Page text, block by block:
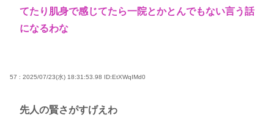
てたり肌身で感じてたら一院とかとんでもない言う話
になるわな
57 : 2025/07/23(水) 18:31:53.98 ID:EtXWqIMd0
先人の賢さがすげえわ